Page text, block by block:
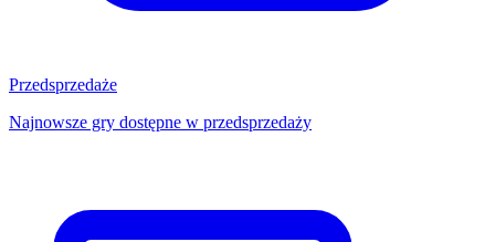
Przedsprzedaże
Najnowsze gry dostępne w przedsprzedaży